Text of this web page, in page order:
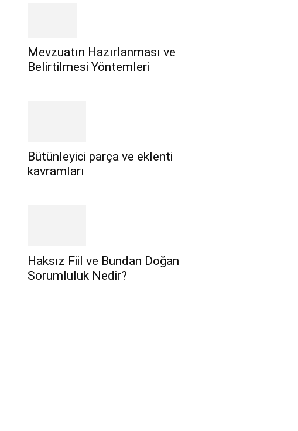
Mevzuatın Hazırlanması ve
Belirtilmesi Yöntemleri
Bütünleyici parça ve eklenti
kavramları
Haksız Fiil ve Bundan Doğan
Sorumluluk Nedir?